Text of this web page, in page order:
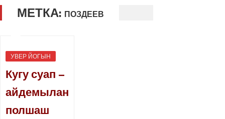
МЕТКА: ПОЗДЕЕВ
УВЕР ЙОГЫН
Кугу суап –
айдемылан
полшаш